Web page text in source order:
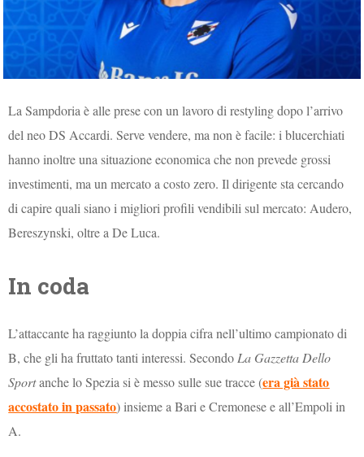
La Sampdoria è alle prese con un lavoro di restyling dopo l’arrivo
del neo DS Accardi. Serve vendere, ma non è facile: i blucerchiati
hanno inoltre una situazione economica che non prevede grossi
investimenti, ma un mercato a costo zero. Il dirigente sta cercando
di capire quali siano i migliori profili vendibili sul mercato: Audero,
Bereszynski, oltre a De Luca.
In coda
L’attaccante ha raggiunto la doppia cifra nell’ultimo campionato di
B, che gli ha fruttato tanti interessi. Secondo La Gazzetta Dello
Sportanche lo Spezia si è messo sulle sue tracce (era già stato
accostato in passato) insieme a Bari e Cremonese e all’Empoli in
A.